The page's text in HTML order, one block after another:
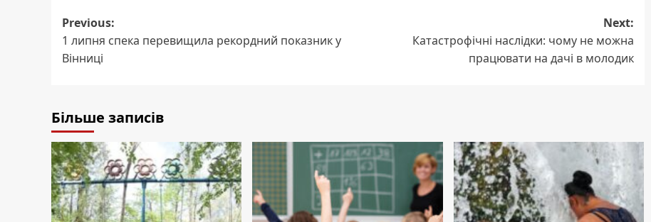
Post
navigation
Previous:
1 липня спека перевищила рекордний показник у
Вінниці
Next:
Катастрофічні наслідки: чому не можна
працювати на дачі в молодик
Більше записів